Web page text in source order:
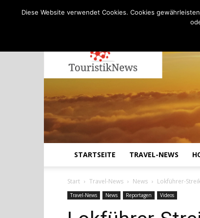
STARTSEITE TRAVEL-NEWS
Start Travel-News News Lokführer-
Travel-News News Reportagen Videos
Diese Website verwendet Cookies. Cookies